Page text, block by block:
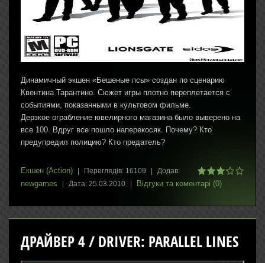
Динамичный экшен «Бешеные псы» создан по сценарию
Квентина Тарантино. Сюжет игры плотно переплетается с
событиями, показанными в культовом фильме.
Дерзкое ограбление ювелирного магазина было выверено на
все 100. Вдруг все пошло наперекосяк. Почему? Кто
предупредил полицию? Кто предатель?
Екшен (Action) Переглядів: 16109 Додав:
newgames Дата: 25.03.2010 Відгуки та коментарі (0)
ДРАЙВЕР 4 / DRIVER: PARALLEL LINES